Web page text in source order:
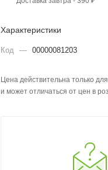
Характеристики
Код — 00000081203
Цена действительна только
и может отличаться от цен в